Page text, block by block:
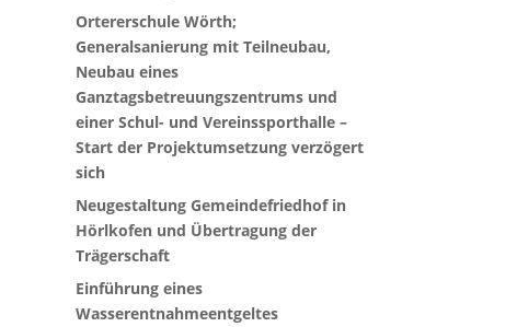
Ortererschule Wörth;
Generalsanierung mit Teilneubau,
Neubau eines
Ganztagsbetreuungszentrums und
einer Schul- und Vereinssporthalle –
Start der Projektumsetzung verzögert
sich
Neugestaltung Gemeindefriedhof in
Hörlkofen und Übertragung der
Trägerschaft
Einführung eines
Wasserentnahmeentgeltes